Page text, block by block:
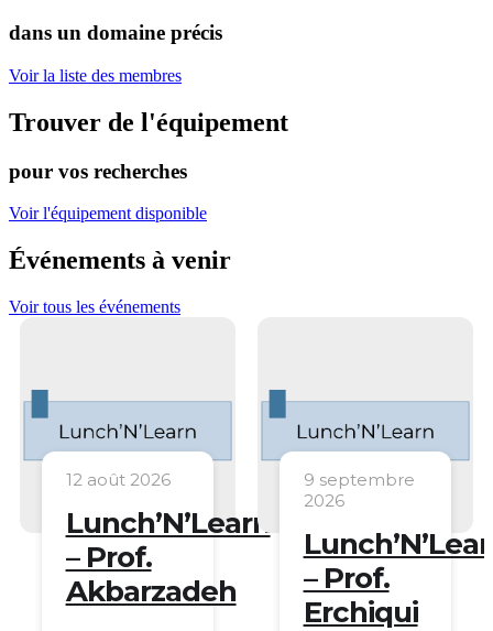
dans un domaine précis
Voir la liste des membres
Trouver de l'équipement
pour vos recherches
Voir l'équipement disponible
Événements à venir
Voir tous les événements
9 septembre
Lunch’N’Learn
– Prof.
Erchiqui
21 octobre
2026
– Prof.
Blais